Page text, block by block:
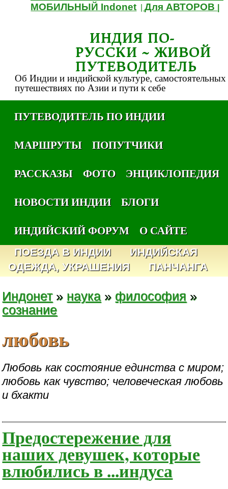
МОБИЛЬНЫЙ Indonet |Для АВТОРОВ
ИНДИЯ ПО-
РУССКИ ~ ЖИВОЙ
ПУТЕВОДИТЕЛЬ
Об Индии и индийской культуре, самостоятельных
путешествиях по Азии и пути к себе
ПУТЕВОДИТЕЛЬ ПО ИНДИИ
МАРШРУТЫ
ПОПУТЧИКИ
РАССКАЗЫ
ФОТО
ЭНЦИКЛОПЕДИЯ
НОВОСТИ ИНДИИ
БЛОГИ
ИНДИЙСКИЙ ФОРУМ
О САЙТЕ
ПОЕЗДА В ИНДИИ
ИНДИЙСКАЯ
ОДЕЖДА, УКРАШЕНИЯ
ПАНЧАНГА
Индонет» наука » философия »
сознание
любовь
Любовь как состояние единства с миром;
любовь как чувство; человеческая любовь
и бхакти
Предостережение для
наших девушек, которые
влюбились в ...индуса